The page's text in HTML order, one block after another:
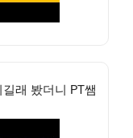
래 봤더니 PT쌤